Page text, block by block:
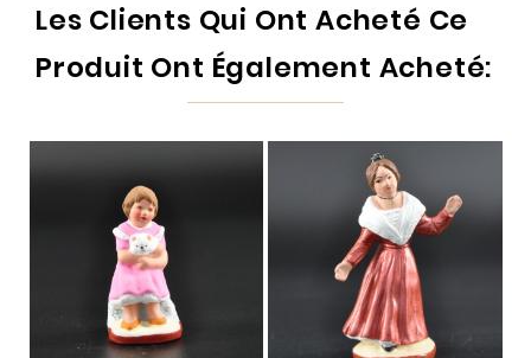
Les Clients Qui Ont Acheté Ce
Produit Ont Également Acheté: